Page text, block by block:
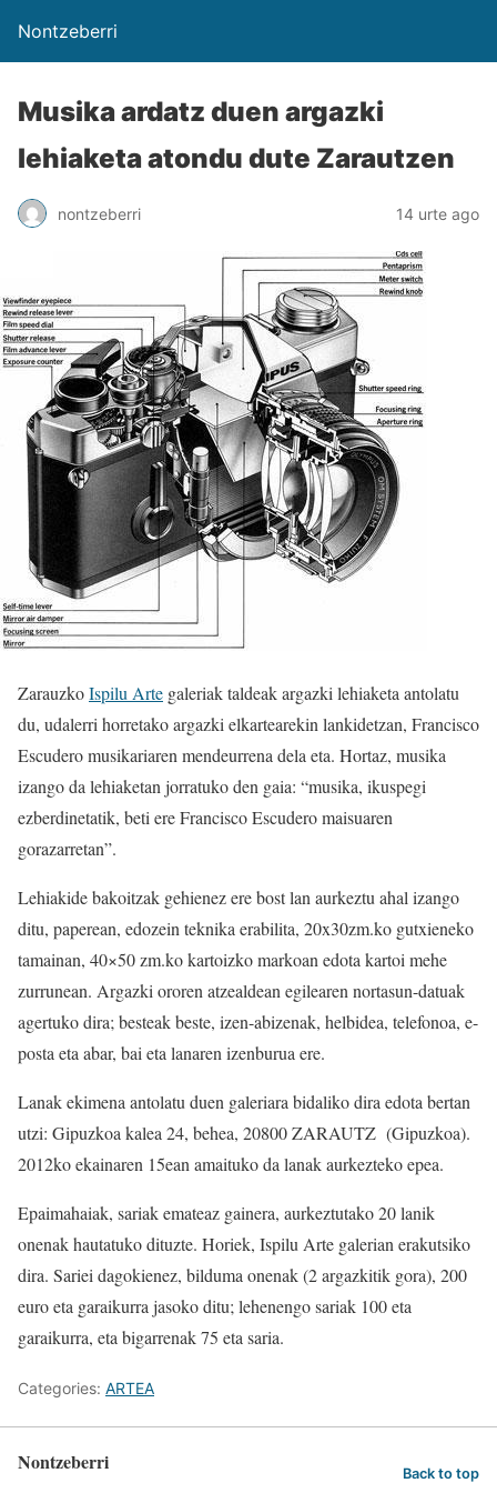
Nontzeberri
Musika ardatz duen argazki
lehiaketa atondu dute Zarautzen
nontzeberri 14 urte ago
ZarauzkoIspilu Arte galeriak taldeak argazki lehiaketa antolatu
du, udalerri horretako argazki elkartearekin lankidetzan, Francisco
Escudero musikariaren mendeurrena dela eta. Hortaz, musika
izango da lehiaketan jorratuko den gaia: “musika, ikuspegi
ezberdinetatik, beti ere Francisco Escudero maisuaren
gorazarretan”.
Lehiakide bakoitzak gehienez ere bost lan aurkeztu ahal izango
ditu, paperean, edozein teknika erabilita, 20x30zm.ko gutxieneko
tamainan, 40×50 zm.ko kartoizko markoan edota kartoi mehe
zurrunean. Argazki ororen atzealdean egilearen nortasun-datuak
agertuko dira; besteak beste, izen-abizenak, helbidea, telefonoa, e-
posta eta abar, bai eta lanaren izenburua ere.
Lanak ekimena antolatu duen galeriara bidaliko dira edota bertan
utzi: Gipuzkoa kalea 24, behea, 20800 ZARAUTZ (Gipuzkoa).
2012ko ekainaren 15ean amaituko da lanak aurkezteko epea.
Epaimahaiak, sariak emateaz gainera, aurkeztutako 20 lanik
onenak hautatuko dituzte. Horiek, Ispilu Arte galerian erakutsiko
dira. Sariei dagokienez, bilduma onenak (2 argazkitik gora), 200
euro eta garaikurra jasoko ditu; lehenengo sariak 100 eta
garaikurra, eta bigarrenak 75 eta saria.
Categories: ARTEA
Nontzeberri Back to top